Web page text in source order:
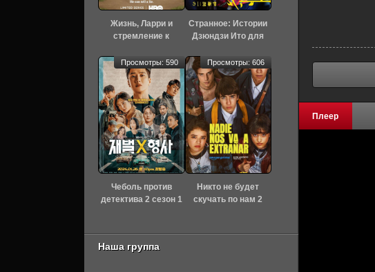
Плеер
Жизнь, Ларри и
стремление к
история Америки 1
сезон 7 серия
[Смотреть Онлайн]
Странное: Истории
Дзюндзи Ито для
сезон 6 серия
[Смотреть Онлайн]
Чеболь против
детектива 2 сезон 1
Просмотры: 590
Никто не будет
скучать по нам 2
Просмотры: 606
Наша группа